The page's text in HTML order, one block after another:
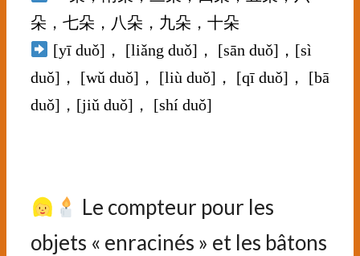
朵，七朵，八朵，九朵，十朵
[yī duǒ]， [liǎng duǒ]， [sān duǒ]，[sì
duǒ]， [wǔ duǒ]， [liù duǒ]， [qī duǒ]， [bā
duǒ]，[jiǔ duǒ]， [shí duǒ]
Le compteur pour les
objets « enracinés » et les bâtons